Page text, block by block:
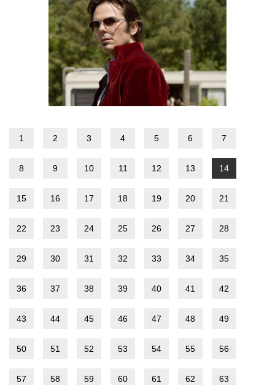
1 2 3 4 5 6 7
8 9 10 11 12 13 14
15 16 17 18 19 20 21
22 23 24 25 26 27 28
29 30 31 32 33 34 35
36 37 38 39 40 41 42
43 44 45 46 47 48 49
50 51 52 53 54 55 56
57 58 59 60 61 62 63